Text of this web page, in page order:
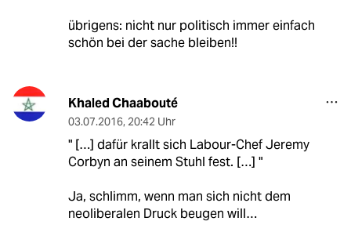
übrigens: nicht nur politisch immer einfach
schön bei der sache bleiben!!
Khaled Chaabouté
03.07.2016, 20:42 Uhr
" […] dafür krallt sich Labour-Chef Jeremy
Corbyn an seinem Stuhl fest. […] "
Ja, schlimm, wenn man sich nicht dem
neoliberalen Druck beugen will…